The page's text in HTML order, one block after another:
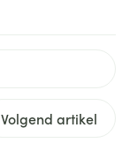
Volgend artikel